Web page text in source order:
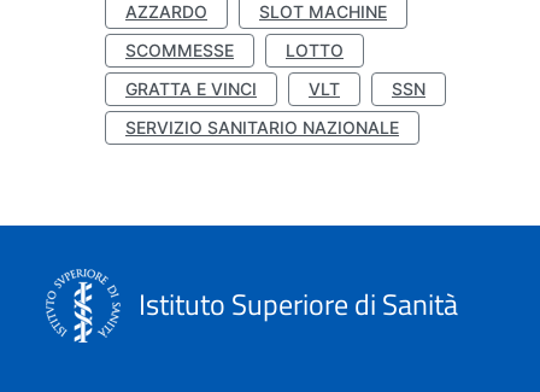
AZZARDO
SLOT MACHINE
SCOMMESSE
LOTTO
GRATTA E VINCI
VLT
SSN
SERVIZIO SANITARIO NAZIONALE
Istituto Superiore di Sanità